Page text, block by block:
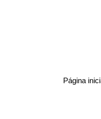
Página